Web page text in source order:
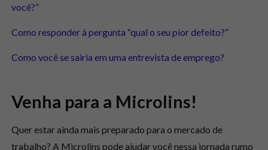
você?”
Como responder à pergunta “qual o seu pior defeito?”
Como você se sairia em uma entrevista de emprego?
Venha para a Microlins!
Quer estar ainda mais preparado para o mercado de
trabalho? A Microlins pode ajudar você nessa jornada rumo